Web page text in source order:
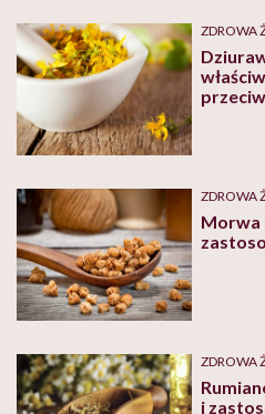
ZDROWA
ZDROWA
Morwa
ZDROWA
i